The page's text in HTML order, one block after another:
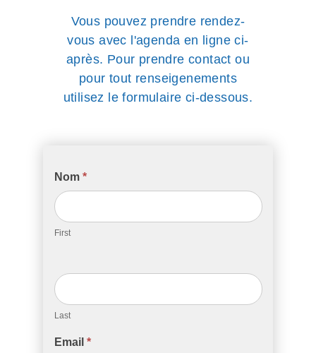
Vous pouvez prendre rendez-
vous avec l'agenda en ligne ci-
après. Pour prendre contact ou
pour tout renseigenements
utilisez le formulaire ci-dessous.
Contact
Nom *
First
Last
Email *